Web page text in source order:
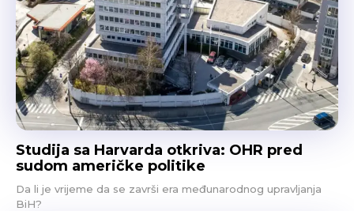
Studija sa Harvarda otkriva: OHR pred
sudom američke politike
Da li je vrijeme da se završi era međunarodnog upravljanja
BiH?